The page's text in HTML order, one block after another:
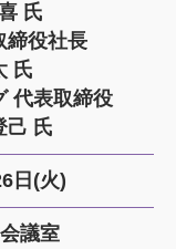
氏
締役社長
氏
代表取締役
氏
日(火)
議室